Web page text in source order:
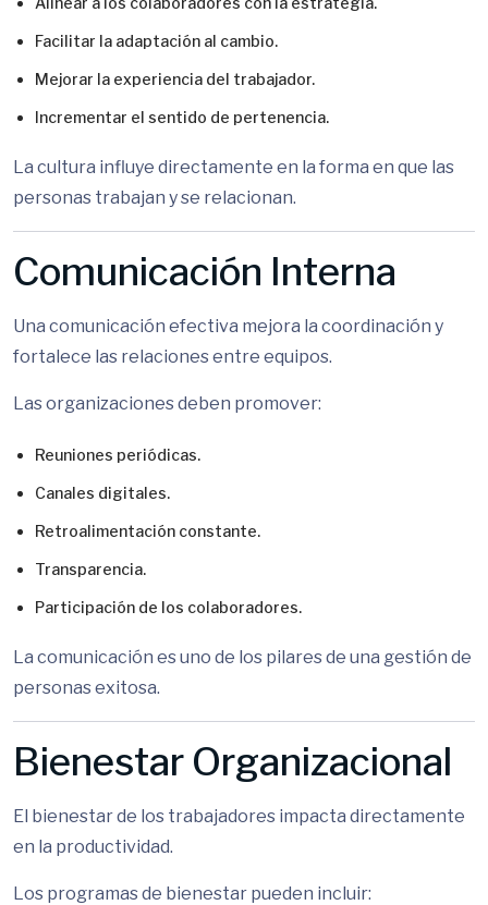
Facilitar la adaptación al cambio.
Mejorar la experiencia del trabajador.
Incrementar el sentido de pertenencia.
La cultura influye directamente en la forma en que las
personas trabajan y se relacionan.
Comunicación Interna
Una comunicación efectiva mejora la coordinación y
fortalece las relaciones entre equipos.
Las organizaciones deben promover:
Reuniones periódicas.
Canales digitales.
Retroalimentación constante.
Transparencia.
Participación de los colaboradores.
La comunicación es uno de los pilares de una gestión de
personas exitosa.
Bienestar Organizacional
El bienestar de los trabajadores impacta directamente
en la productividad.
Los programas de bienestar pueden incluir: